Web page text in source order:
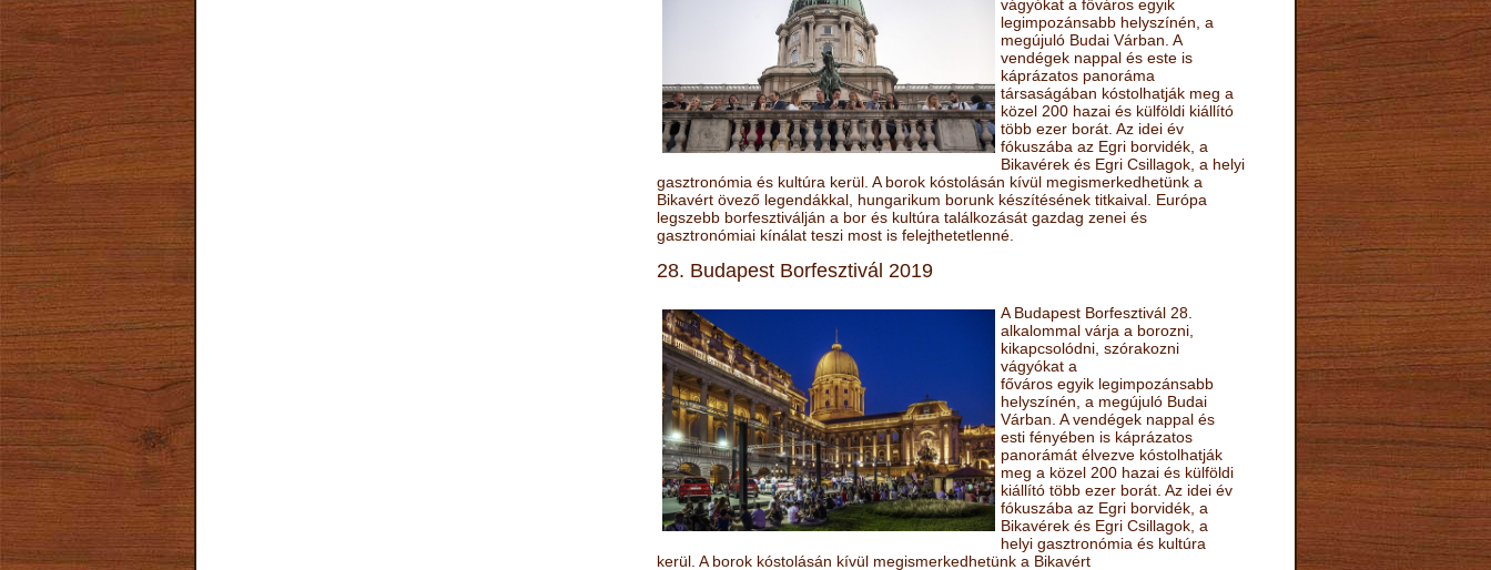
vágyókat a főváros egyik
legimpozánsabb helyszínén, a
megújuló Budai Várban. A
vendégek nappal és este is
káprázatos panoráma
társaságában kóstolhatják meg a
közel 200 hazai és külföldi kiállító
több ezer borát. Az idei év
fókuszába az Egri borvidék, a
Bikavérek és Egri Csillagok, a helyi
gasztronómia és kultúra kerül. A borok kóstolásán kívül megismerkedhetünk a
Bikavért övező legendákkal, hungarikum borunk készítésének titkaival. Európa
legszebb borfesztiválján a bor és kultúra találkozását gazdag zenei és
gasztronómiai kínálat teszi most is felejthetetlenné.
28. Budapest Borfesztivál 2019
A Budapest Borfesztivál 28.
alkalommal várja a borozni,
kikapcsolódni, szórakozni
vágyókat a
főváros egyik legimpozánsabb
helyszínén, a megújuló Budai
Várban. A vendégek nappal és
esti fényében is káprázatos
panorámát élvezve kóstolhatják
meg a közel 200 hazai és külföldi
kiállító több ezer borát. Az idei év
fókuszába az Egri borvidék, a
Bikavérek és Egri Csillagok, a
helyi gasztronómia és kultúra
kerül. A borok kóstolásán kívül megismerkedhetünk a Bikavért